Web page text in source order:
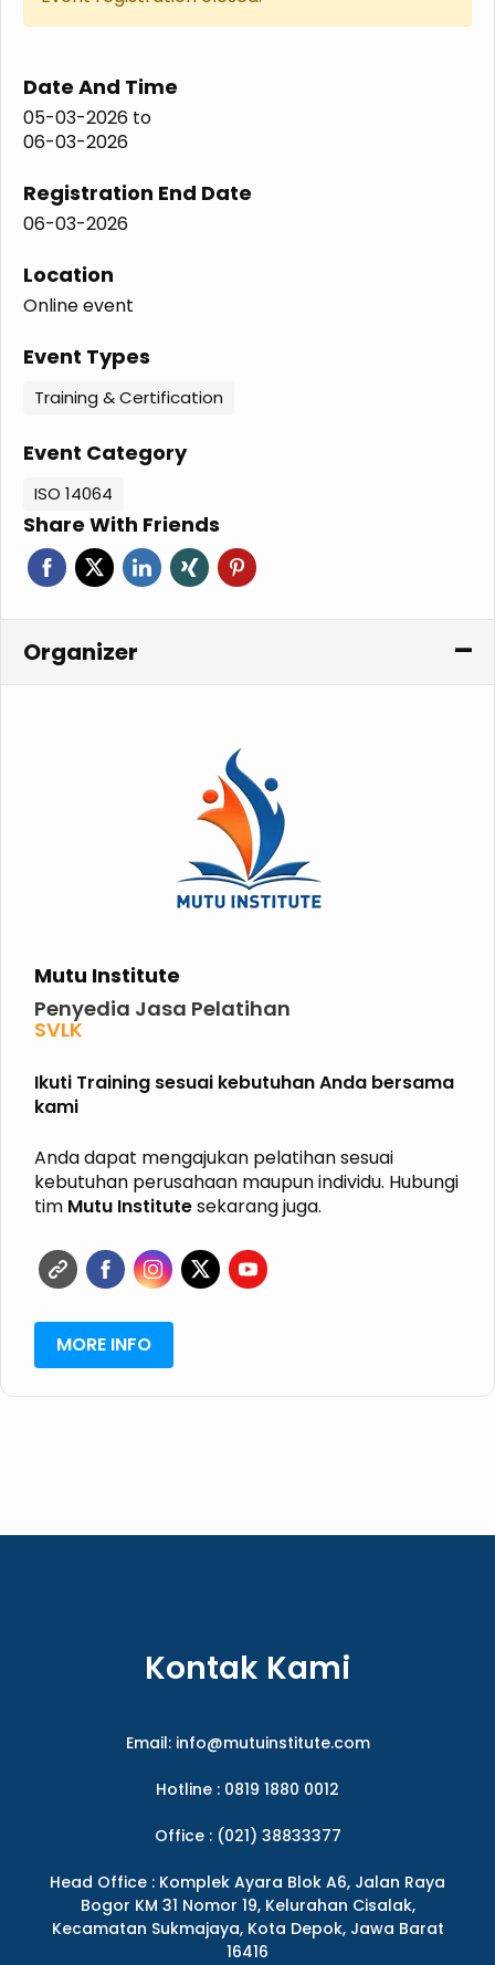
Date And Time
05-03-2026 to
06-03-2026
Registration End Date
06-03-2026
Location
Online event
Event Types
Training & Certification
Event Category
ISO 14064
Share With Friends
Organizer
Mutu Institute
Penyedia Jasa Pelatihan
PHPL
P3K
K3 KIMIA
K3 MIGAS
HALAL
GRK
ISPO
RSPO
Ikuti Training sesuai kebutuhan Anda bersama
kami
Anda dapat mengajukan pelatihan sesuai
kebutuhan perusahaan maupun individu. Hubungi
tim Mutu Institutesekarang juga.
MORE INFO
Kontak Kami
Email: info@mutuinstitute.com
Hotline : 0819 1880 0012
Office : (021) 38833377
Head Office : Komplek Ayara Blok A6, Jalan Raya
Bogor KM 31 Nomor 19, Kelurahan Cisalak,
Kecamatan Sukmajaya, Kota Depok, Jawa Barat
16416